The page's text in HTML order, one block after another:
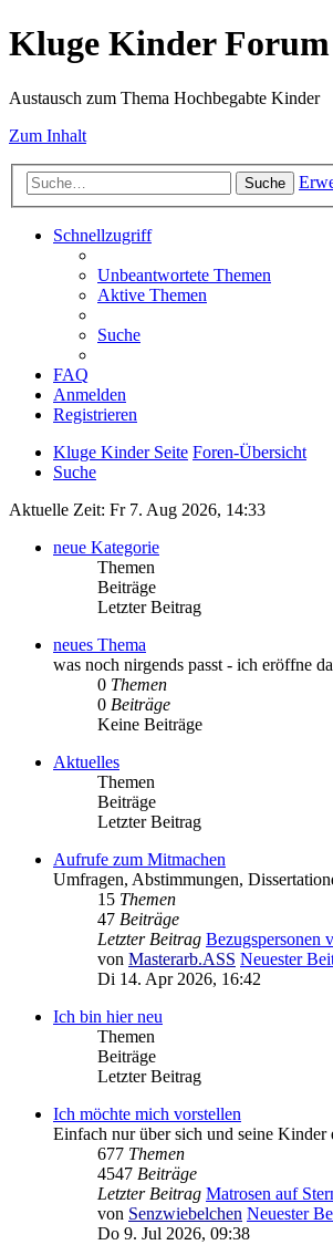
Kluge Kinder Forum
Austausch zum Thema Hochbegabte Kinder
Zum Inhalt
Suche
Schnellzugriff
Unbeantwortete Themen
Aktive Themen
Suche
FAQ
Anmelden
Registrieren
Kluge Kinder Seite Foren-Übersicht
Suche
Aktuelle Zeit: Fr 7. Aug 2026, 14:33
neue Kategorie
Themen
Beiträge
Letzter Beitrag
neues Thema
was noch nirgends passt - ich eröffne
0 Themen
0 Beiträge
Keine Beiträge
Aktuelles
Themen
Beiträge
Letzter Beitrag
Aufrufe zum Mitmachen
Umfragen, Abstimmungen,
15 Themen
47 Beiträge
Letzter Beitrag
von Masterarb.ASS Neuester
Di 14. Apr 2026, 16:42
Ich bin hier neu
Themen
Beiträge
Letzter Beitrag
Ich möchte mich vorstellen
Einfach nur über sich und seine Kinder
677 Themen
4547 Beiträge
Letzter Beitrag Matrosen auf
von Senzwiebelchen Neuester
Do 9. Jul 2026, 09:38